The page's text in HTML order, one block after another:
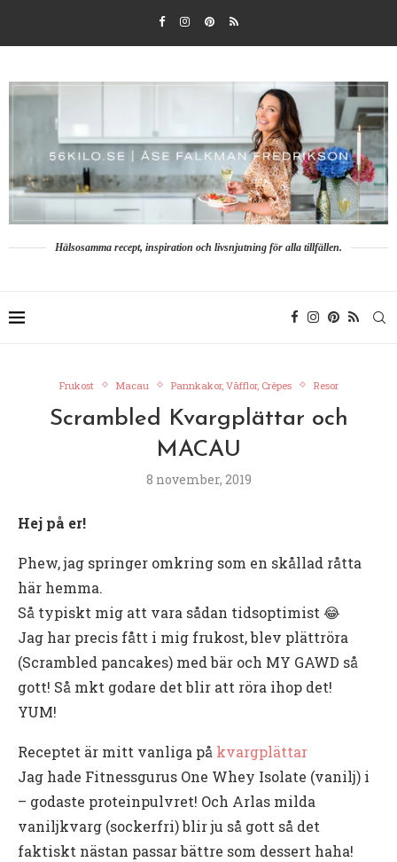
Hälsosamma recept, inspiration och livsnjutning för alla tillfällen.
Frukost Macau Pannkakor, Våfflor, Crêpes Resor
Scrambled Kvargplättar och
MACAU
8 november, 2019
Hej på er!
Phew, jag springer omkring som en skållad råtta
här hemma.
Så typiskt mig att vara sådan tidsoptimist 😂
Jag har precis fått i mig frukost, blev plättröra
(Scrambled pancakes) med bär och MY GAWD så
gott! Så mkt godare det blir att röra ihop det!
YUM!
Receptet är mitt vanliga på kvargplättar
Jag hade Fitnessgurus One Whey Isolate (vanilj) i
– godaste proteinpulvret! Och Arlas milda
vaniljkvarg (sockerfri) blir ju så gott så det
faktiskt nästan passar bättre som dessert haha!